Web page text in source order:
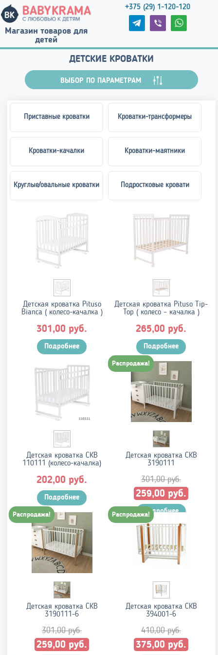
Магазин товаров для
детей
+375 (29) 1-120-120
ДЕТСКИЕ КРОВАТКИ
ВЫБОР ПО ПАРАМЕТРАМ
Приставные кроватки Кроватки-трансформеры
Кроватки-качалки Кроватки-маятники
Круглые/овальные кроватки Подростковые кровати
Детская кроватка Pituso
Bianca ( колесо-качалка )
301,00 руб.
Подробнее
Детская кроватка Pituso Tip-
Top ( колесо – качалка )
265,00 руб.
Подробнее
Детская кроватка СКВ
110111 (колесо-качалка)
202,00 руб.
Подробнее
Распродажа!
Детская кроватка СКВ
3190111
301,00руб.
Первоначальная
цена
составляла
301,00 руб..
259,00 руб.
Подробнее
Распродажа!
Детская кроватка СКВ
3190111-6
301,00руб.
Первоначальная
259,00 руб.
Распродажа!
Детская кроватка СКВ
394001-6
410,00руб.
Первоначальная
375,00 руб.